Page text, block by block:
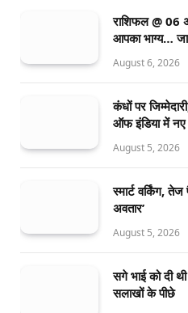
राशिफल @
आपका भाग्य…
August 6, 2026
कंधों पर
ऑफ इंडिया में नए
August 5, 2026
स्मार्ट वर्किंग,
अवतार’
August 5, 2026
सगे भाई को दी
सलाखों के पीछे